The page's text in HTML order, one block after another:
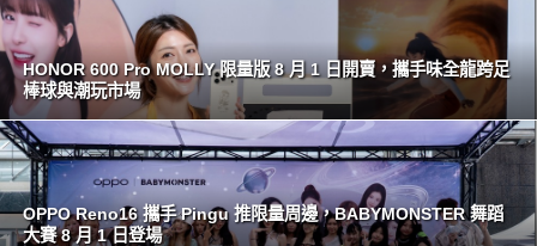
HONOR 600 Pro MOLLY 限量版 8 月 1 日開賣，攜手味全龍跨足
棒球與潮玩市場
OPPO Reno16 攜手 Pingu 推限量周邊，BABYMONSTER 舞蹈
大賽 8 月 1 日登場